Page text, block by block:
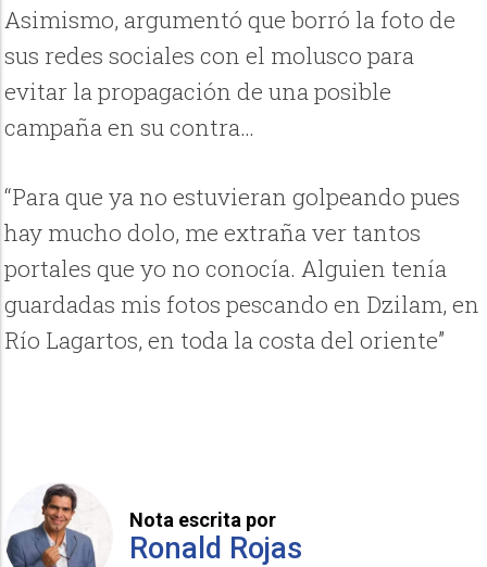
Asimismo, argumentó que borró la foto de
sus redes sociales con el molusco para
evitar la propagación de una posible
campaña en su contra…
“Para que ya no estuvieran golpeando pues
hay mucho dolo, me extraña ver tantos
portales que yo no conocía. Alguien tenía
guardadas mis fotos pescando en Dzilam, en
Río Lagartos, en toda la costa del oriente”
Nota escrita por
Ronald Rojas